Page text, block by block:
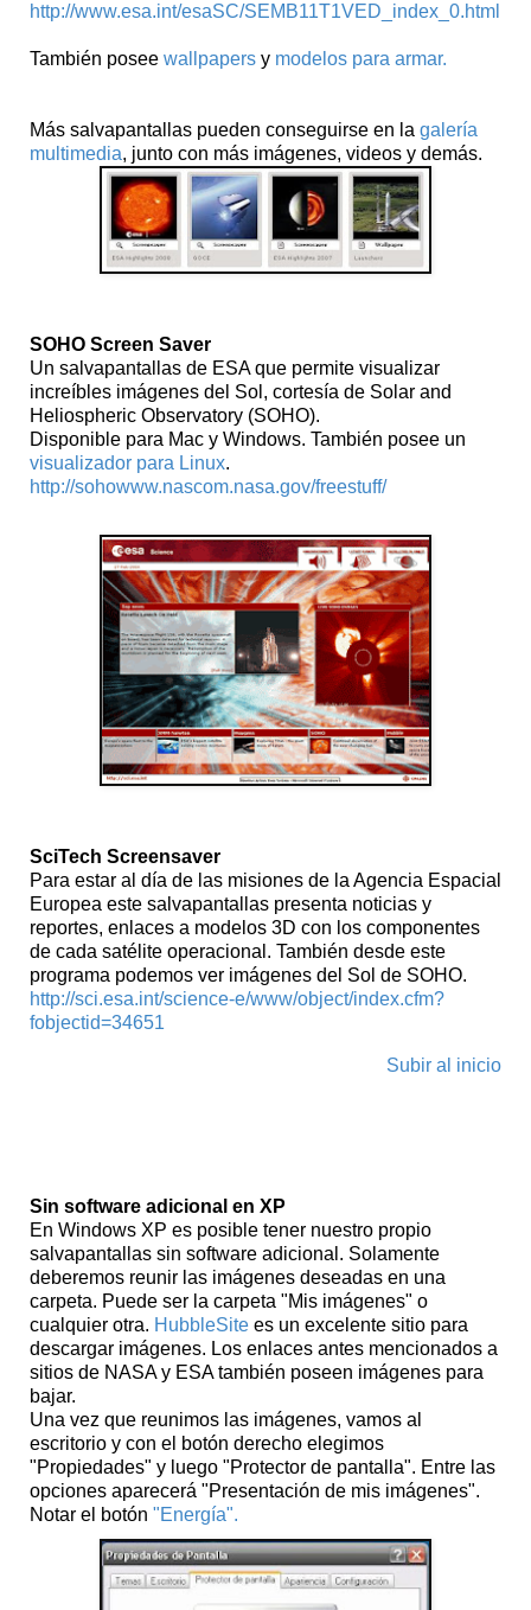
http://www.esa.int/esaSC/SEMB11T1VED_index_0.html
También posee wallpapers y modelos para armar.
Más salvapantallas pueden conseguirse en la galería
multimedia, junto con más imágenes, videos y demás.
SOHO Screen Saver
Un salvapantallas de ESA que permite visualizar
increíbles imágenes del Sol, cortesía de Solar and
Heliospheric Observatory (SOHO).
Disponible para Mac y Windows. También posee un
visualizador para Linux.
http://sohowww.nascom.nasa.gov/freestuff/
SciTech Screensaver
Para estar al día de las misiones de la Agencia Espacial
Europea este salvapantallas presenta noticias y
reportes, enlaces a modelos 3D con los componentes
de cada satélite operacional. También desde este
programa podemos ver imágenes del Sol de SOHO.
http://sci.esa.int/science-e/www/object/index.cfm?
fobjectid=34651
Subir al inicio
Sin software adicional en XP
En Windows XP es posible tener nuestro propio
salvapantallas sin software adicional. Solamente
deberemos reunir las imágenes deseadas en una
carpeta. Puede ser la carpeta "Mis imágenes" o
cualquier otra. HubbleSite es un excelente sitio para
descargar imágenes. Los enlaces antes mencionados a
sitios de NASA y ESA también poseen imágenes para
bajar.
Una vez que reunimos las imágenes, vamos al
escritorio y con el botón derecho elegimos
"Propiedades" y luego "Protector de pantalla". Entre las
opciones aparecerá "Presentación de mis imágenes".
Notar el botón "Energía".